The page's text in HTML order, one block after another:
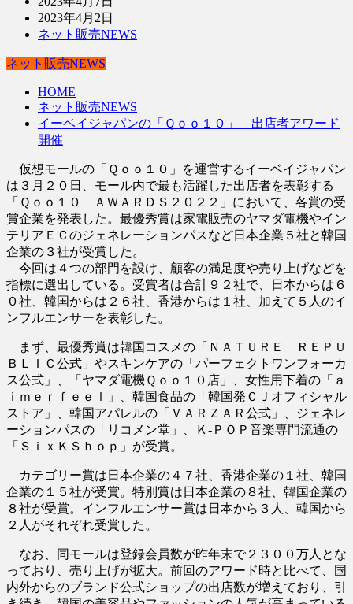
2023年4月2日
ネット販売NEWS
ネット販売NEWS
HOME
ネット販売NEWS
イーベイジャパンの「Ｑｏｏ１０」 出店者アワード
開催
仮想モールの「Ｑｏｏ１０」を運営するイーベイジャパン
は３月２０日、モール内で最も活躍した出店者を表彰する
「Ｑｏｏ１０ ＡＷＡＲＤＳ２０２２」において、各賞の受
賞企業を発表した。最優秀賞は家電販売のヤマダ電機やイン
テリアＥＣのジェネレーションパスなど日本企業５社と韓国
企業の３社が受賞した。
今回は４つの部門を設け、顧客の満足度や売り上げなどを
指標に選出している。受賞者は合計９２社で、日本からは６
０社、韓国からは２６社、香港からは１社、加えて５人のイ
ンフルエンサーを表彰した。
まず、最優秀賞は韓国コスメの「ＮＡＴＵＲＥ ＲＥＰＵ
ＢＬＩＣ公式」やスキンケアの「パーフェクトワンフォーカ
ス公式」、「ヤマダ電機Ｑｏｏ１０店」、女性用下着の「ａ
ｉｍｅｒｆｅｅｌ」、韓国食品の「韓国発ＣＪオフィシャル
ストア」、韓国アパレルの「ＶＡＲＺＡＲ公式」、ジェネレ
ーションパスの「リコメン堂」、Ｋ‐ＰＯＰ音楽専門流通の
「ＳｉｘＫＳｈｏｐ」が受賞。
カテゴリー賞は日本企業の４７社、香港企業の１社、韓国
企業の１５社が受賞。特別賞は日本企業の８社、韓国企業の
８社が受賞。インフルエンサー賞は日本から３人、韓国から
２人がそれぞれ受賞した。
なお、同モールは登録会員数が昨年末で２３００万人とな
っており、売り上げが拡大。前回のアワード時と比べて、国
内外からのブランド公式ショップの出店数が増えており、引